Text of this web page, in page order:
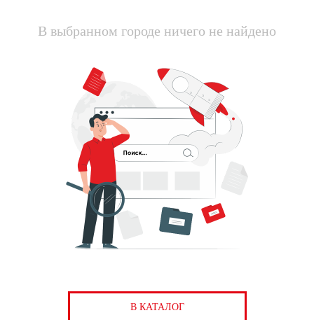
В выбранном городе ничего не найдено
В КАТАЛОГ